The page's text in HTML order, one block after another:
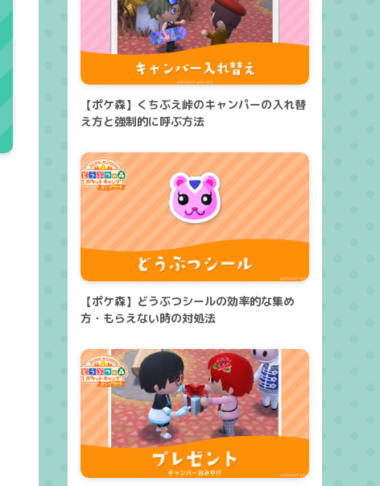
【ポケ森】くちぶえ峠のキャンパーの入れ替
え方と強制的に呼ぶ方法
【ポケ森】どうぶつシールの効率的な集め
方・もらえない時の対処法